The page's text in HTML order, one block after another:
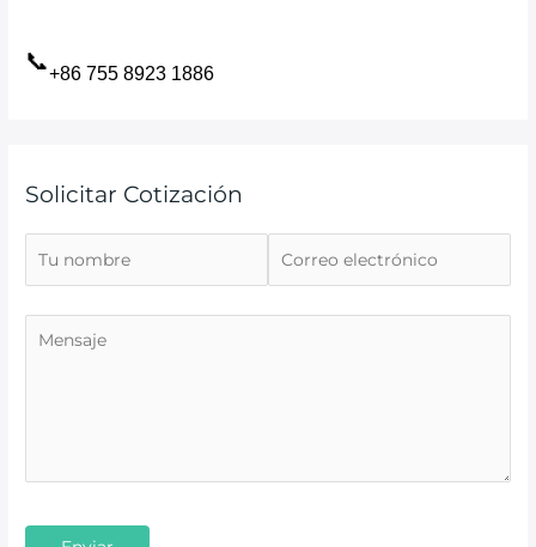
📞+86 755 8923 1886
Solicitar Cotización